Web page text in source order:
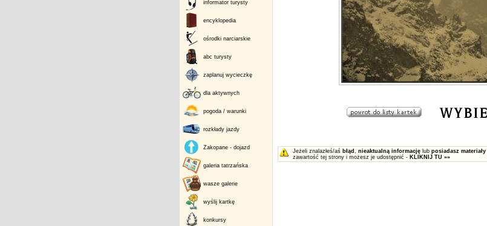
informator turysty
encyklopedia
ośrodki narciarskie
abc turysty
zaplanuj wycieczkę
dla aktywnych
pogoda / warunki
rozkłady jazdy
Zakopane - dojazd
galeria tatrzańska
wasze galerie
wyślij kartkę
konkursy
Jeżeli znalazłeś/aś błąd , nieaktualną informacjęlub posiadasz materiały
zawartość tej strony i możesz je udostępnić - KLIKNIJ TU »»